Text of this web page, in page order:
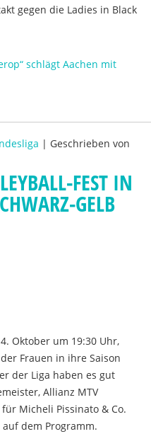
gegen die Ladies in Black
schlägt Aachen mit
| Geschrieben von
FEST IN
GELB
Oktober um 19:30 Uhr,
Frauen in ihre Saison
der Liga haben es gut
Allianz MTV
Micheli Pissinato & Co.
auf dem Programm.